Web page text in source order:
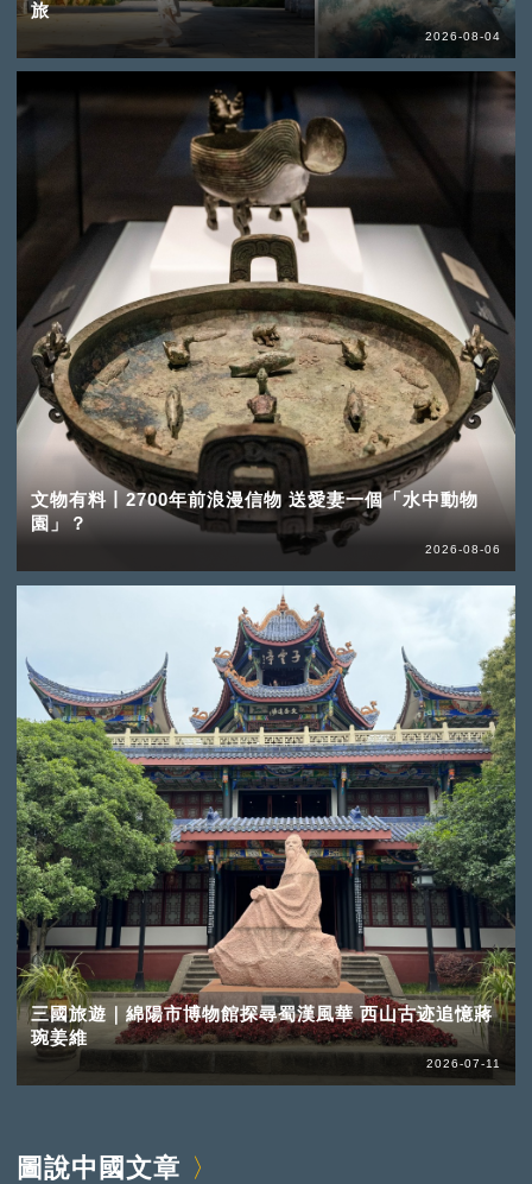
旅
2026-08-04
文物有料丨2700年前浪漫信物 送愛妻一個「水中動物
園」？
2026-08-06
三國旅遊｜綿陽市博物館探尋蜀漢風華 西山古迹追憶蔣
琬姜維
2026-07-11
圖說中國文章